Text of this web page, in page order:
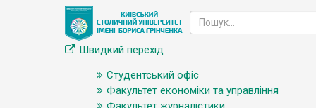
Швидкий перехід
Студентський офіс
Факультет економіки та управління